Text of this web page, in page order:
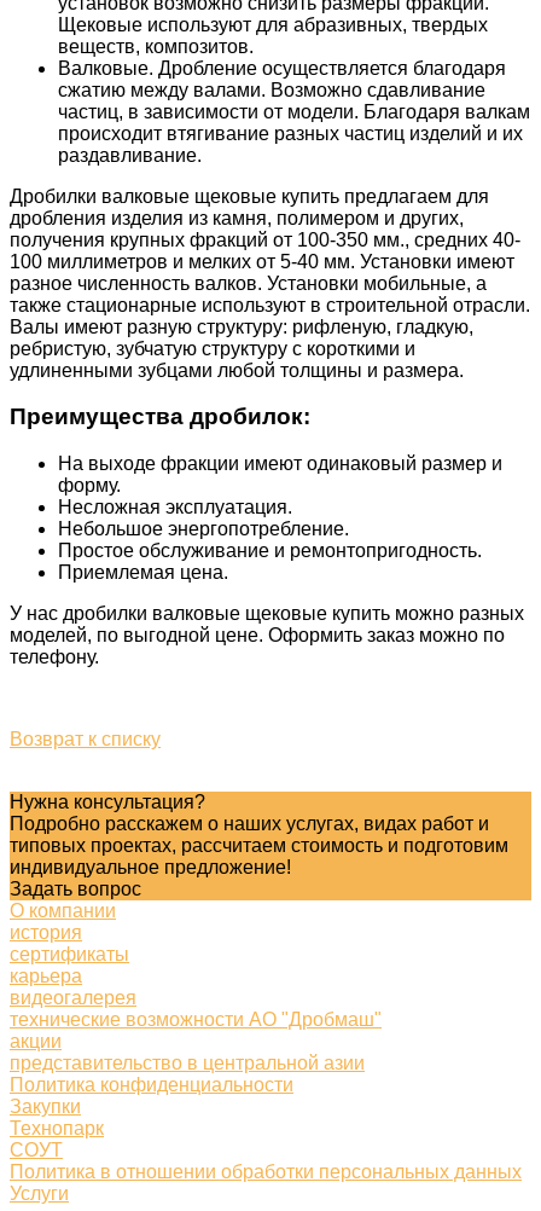
Щековые используют для абразивных, твердых
веществ, композитов.
Валковые. Дробление осуществляется благодаря
сжатию между валами. Возможно сдавливание
частиц, в зависимости от модели. Благодаря валкам
происходит втягивание разных частиц изделий и их
раздавливание.
Дробилки валковые щековые купить предлагаем для
дробления изделия из камня, полимером и других,
получения крупных фракций от 100-350 мм., средних 40-
100 миллиметров и мелких от 5-40 мм. Установки имеют
разное численность валков. Установки мобильные, а
также стационарные используют в строительной отрасли.
Валы имеют разную структуру: рифленую, гладкую,
ребристую, зубчатую структуру с короткими и
удлиненными зубцами любой толщины и размера.
Преимущества дробилок:
На выходе фракции имеют одинаковый размер и
форму.
Несложная эксплуатация.
Небольшое энергопотребление.
Простое обслуживание и ремонтопригодность.
Приемлемая цена.
У нас дробилки валковые щековые купить можно разных
моделей, по выгодной цене. Оформить заказ можно по
телефону.
Возврат к списку
Нужна консультация?
Подробно расскажем о наших услугах, видах работ и
типовых проектах, рассчитаем стоимость и подготовим
индивидуальное предложение!
Задать вопрос
О компании
история
сертификаты
карьера
видеогалерея
технические возможности АО "Дробмаш"
акции
представительство в центральной азии
Политика конфиденциальности
Закупки
Технопарк
СОУТ
Политика в отношении обработки персональных данных
Услуги